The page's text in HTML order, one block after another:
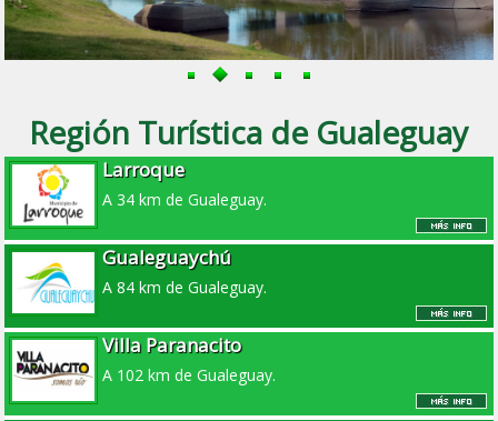
Región Turística de Gualeguay
Larroque
A 34 km de Gualeguay.
Gualeguaychú
A 84 km de Gualeguay.
Villa Paranacito
A 102 km de Gualeguay.